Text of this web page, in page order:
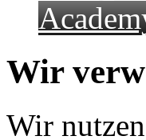
Wir
Wir